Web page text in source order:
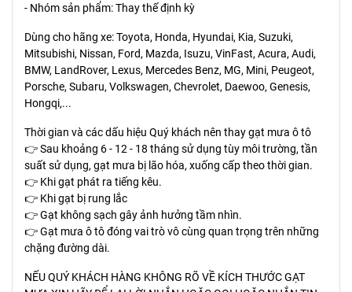
- Nhóm sản phẩm: Thay thế định kỳ
Dùng cho hãng xe: Toyota, Honda, Hyundai, Kia, Suzuki,
Mitsubishi, Nissan, Ford, Mazda, Isuzu, VinFast, Acura, Audi,
BMW, LandRover, Lexus, Mercedes Benz, MG, Mini, Peugeot,
Porsche, Subaru, Volkswagen, Chevrolet, Daewoo, Genesis,
Hongqi,...
Thời gian và các dấu hiệu Quý khách nên thay gạt mưa ô tô
👉 Sau khoảng 6 - 12 - 18 tháng sử dụng tùy môi trường, tần
suất sử dụng, gạt mưa bị lão hóa, xuống cấp theo thời gian.
👉 Khi gạt phát ra tiếng kêu.
👉 Khi gạt bị rung lắc
👉 Gạt không sạch gây ảnh hưởng tầm nhìn.
👉 Gạt mưa ô tô đóng vai trò vô cùng quan trọng trên những
chặng đường dài.
NẾU QUÝ KHÁCH HÀNG KHÔNG RÕ VỀ KÍCH THƯỚC GẠT